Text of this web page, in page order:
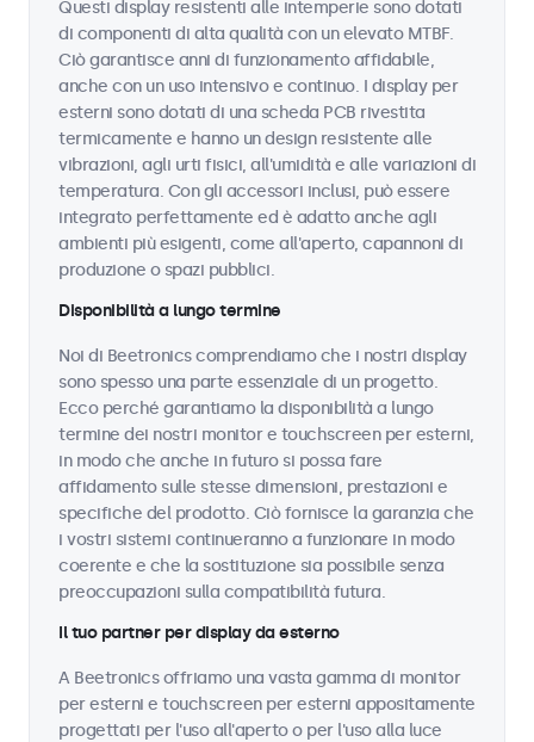
Questi display resistenti alle intemperie sono dotati
di componenti di alta qualità con un elevato MTBF.
Ciò garantisce anni di funzionamento affidabile,
anche con un uso intensivo e continuo. I display per
esterni sono dotati di una scheda PCB rivestita
termicamente e hanno un design resistente alle
vibrazioni, agli urti fisici, all'umidità e alle variazioni di
temperatura. Con gli accessori inclusi, può essere
integrato perfettamente ed è adatto anche agli
ambienti più esigenti, come all'aperto, capannoni di
produzione o spazi pubblici.
Disponibilità a lungo termine
Noi di Beetronics comprendiamo che i nostri display
sono spesso una parte essenziale di un progetto.
Ecco perché garantiamo la disponibilità a lungo
termine dei nostri monitor e touchscreen per esterni,
in modo che anche in futuro si possa fare
affidamento sulle stesse dimensioni, prestazioni e
specifiche del prodotto. Ciò fornisce la garanzia che
i vostri sistemi continueranno a funzionare in modo
coerente e che la sostituzione sia possibile senza
preoccupazioni sulla compatibilità futura.
Il tuo partner per display da esterno
A Beetronics offriamo una vasta gamma di monitor
per esterni e touchscreen per esterni appositamente
progettati per l'uso all'aperto o per l'uso alla luce